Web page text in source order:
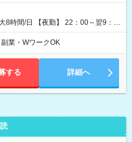
8時間/日 【夜勤】 22：00～翌9：
ら翌9時 など ※上記の時間
曜日での勤務となります）
業・WワークOK
する 詳細へ